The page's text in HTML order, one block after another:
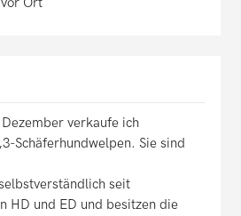
verkaufe ich
Schäferhundwelpen. Sie sind
seit
HD und ED und besitzen die